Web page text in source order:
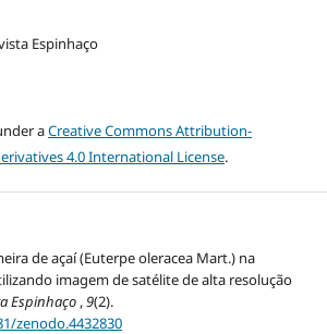
Espinhaço
aCreative Commons Attribution-
4.0 International License.
de açaí (Euterpe oleracea Mart.) na
imagem de satélite de alta resolução
Espinhaço ,9(2).
zenodo.4432830